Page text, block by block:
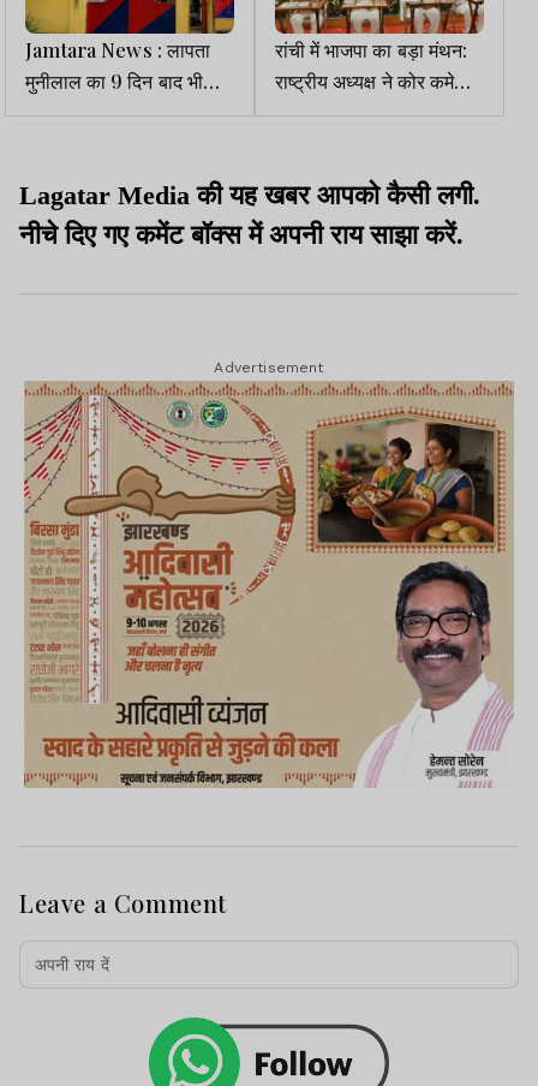
Jamtara News : लापता
मुनीलाल का 9 दिन बाद भी
सुराग नहीं, पत्नी ने पुलिस से
रांची में भाजपा का बड़ा मंथन:
राष्ट्रीय अध्यक्ष ने कोर कमेटी
के साथ बनाई सांगठनिक
Lagatar Media की यह खबर आपको कैसी लगी.
नीचे दिए गए कमेंट बॉक्स में अपनी राय साझा करें.
Advertisement
Leave a Comment